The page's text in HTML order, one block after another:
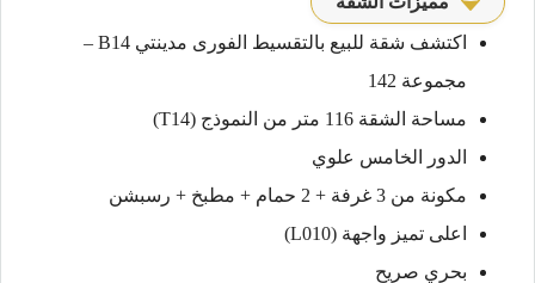
اكتشف شقة للبيع بالتقسيط الفورى مدينتي B14 –
مجموعة 142
مساحة الشقة 116 متر من النموذج (T14)
الدور الخامس علوي
مكونة من 3 غرفة + 2 حمام + مطبخ + رسبشن
اعلى تميز واجهة (L010)
بحري صريح